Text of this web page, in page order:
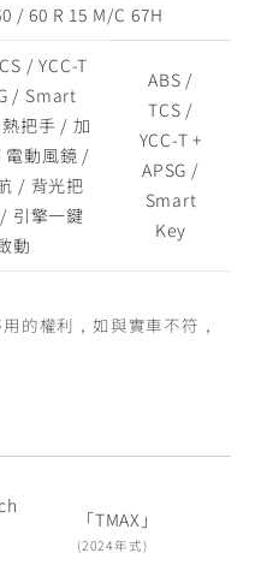
/ 60 R 15 M/C 67H
/ YCC-T
/ Smart
把手 / 加
電動風鏡 /
/ 背光把
引擎一鍵
動
ABS /
TCS /
YCC-T +
APSG /
Smart
Key
的權利，如與實車不符，
「TMAX」
(2024年式)